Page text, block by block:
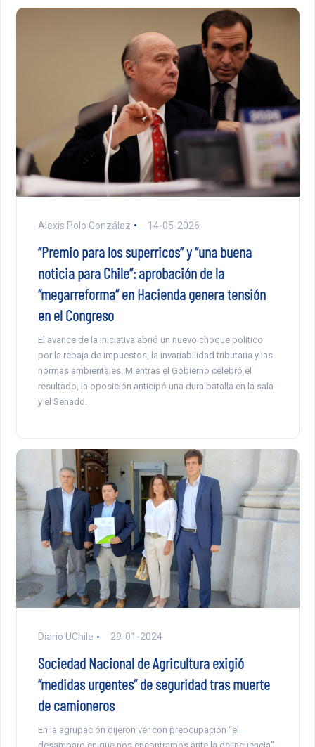
Alexis Polo González 14-05-2026
“Premio para los superricos” y “una buena
noticia para Chile”: aprobación de la
“megarreforma” en Hacienda genera tensión
en el Congreso
El avance de la iniciativa abrió un nuevo choque político
por la rebaja de impuestos, la invariabilidad tributaria y las
normas ambientales. Mientras el Gobierno celebró el
resultado, la oposición anticipó una dura batalla en la sala
y el Senado.
Diario UChile 29-01-2024
Sociedad Nacional de Agricultura exigió
“medidas urgentes” de seguridad tras muerte
de camioneros
En la agrupación dijeron ver con preocupación “el